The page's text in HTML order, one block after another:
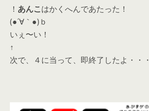
！ あんこはかくへんであたった！
(●´∀｀●)ｂ
いぇ〜い！
↑
次で、４に当って、即終了したよ・・・